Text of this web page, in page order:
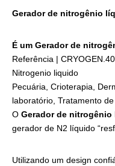
Gerador de nitrogênio
É um Gerador de
Referência |
Nitrogenio liquido
Pecuária, Crioterapia,
laboratório, Tratamento
O Gerador de
gerador de N2 líquido
Utilizando um design